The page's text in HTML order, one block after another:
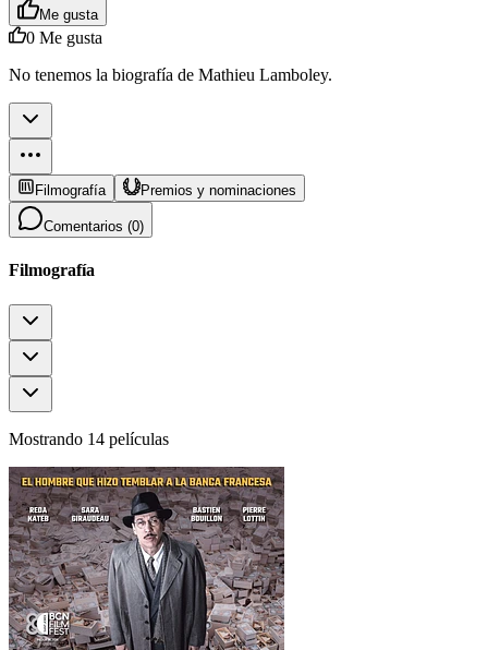
Me gusta
0 Me gusta
No tenemos la biografía de Mathieu Lamboley.
Filmografía Premios y nominaciones
Comentarios (0)
Filmografía
Mostrando 14 películas